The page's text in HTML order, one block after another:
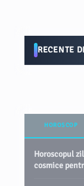
RECENTE
HOROSCOP
Horoscopul
cosmice